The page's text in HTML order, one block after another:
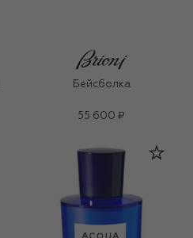
Бейсболка
55 600 ₽